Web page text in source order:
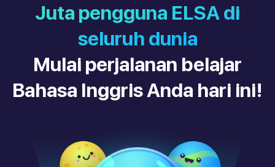
Juta pengguna ELSA di
seluruh dunia
Mulai perjalanan belajar
Bahasa Inggris Anda hari ini!